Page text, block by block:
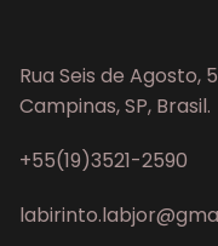
Rua Seis de Agosto,
Campinas, SP, Brasil.
+55(19)3521-2590